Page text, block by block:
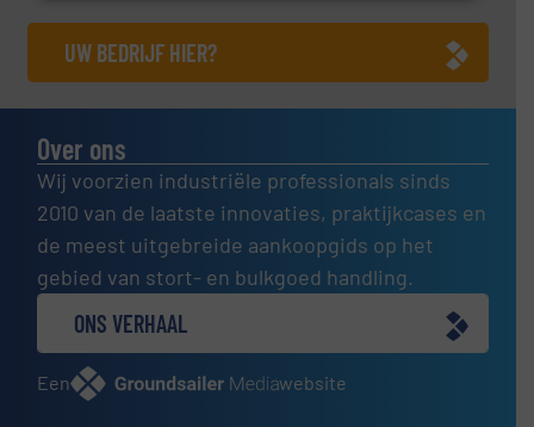
UW BEDRIJF HIER?
Over ons
Wij voorzien industriële professionals sinds
2010 van de laatste innovaties, praktijkcases en
de meest uitgebreide aankoopgids op het
gebied van stort- en bulkgoed handling.
ONS VERHAAL
Een website